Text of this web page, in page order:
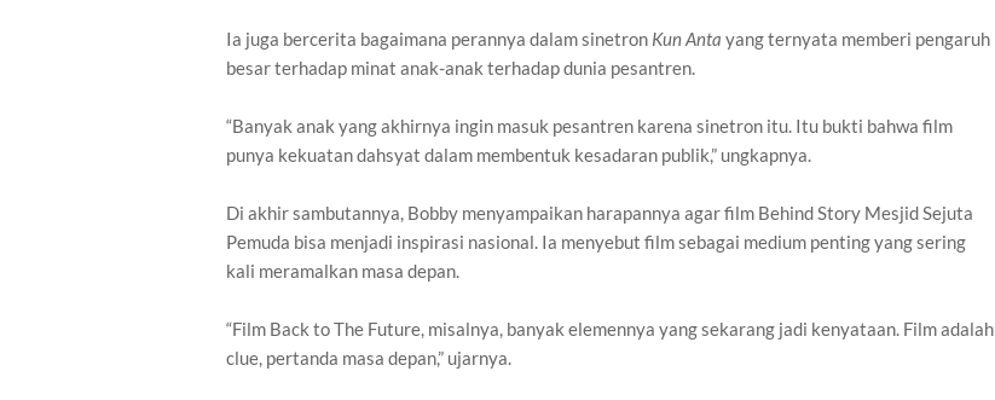
Ia juga bercerita bagaimana perannya dalam sinetron Kun Anta yang ternyata memberi pengaruh
besar terhadap minat anak-anak terhadap dunia pesantren.
“Banyak anak yang akhirnya ingin masuk pesantren karena sinetron itu. Itu bukti bahwa film
punya kekuatan dahsyat dalam membentuk kesadaran publik,” ungkapnya.
Di akhir sambutannya, Bobby menyampaikan harapannya agar film Behind Story Mesjid Sejuta
Pemuda bisa menjadi inspirasi nasional. Ia menyebut film sebagai medium penting yang sering
kali meramalkan masa depan.
“Film Back to The Future, misalnya, banyak elemennya yang sekarang jadi kenyataan. Film adalah
clue, pertanda masa depan,” ujarnya.